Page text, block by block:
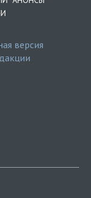
версия